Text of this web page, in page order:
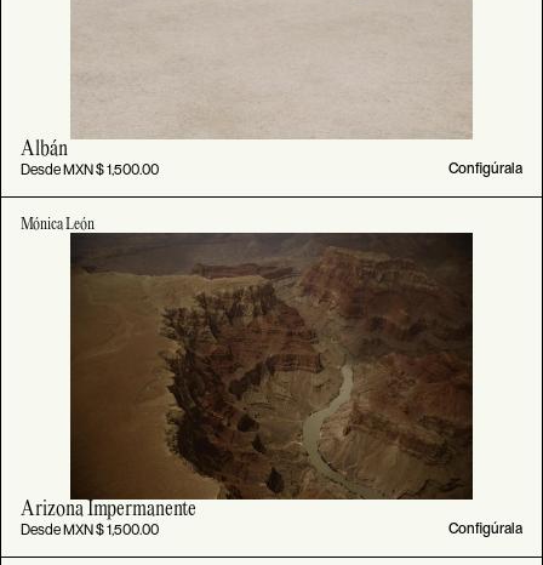
Albán
Desde MXN $ 1,500.00 Configúrala
Mónica León
Arizona Impermanente
Desde MXN $ 1,500.00 Configúrala